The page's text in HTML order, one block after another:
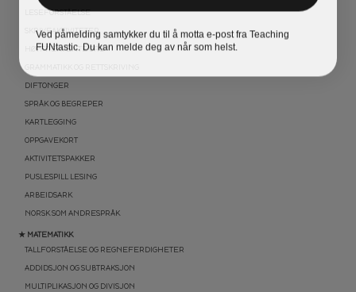
LESEFORSTÅELSE
SKRIVEAKTIVITETER
HØYFREKVENTE ORD
DIFTONGER
SPRÅK OG BEGREPER
KARTLEGGING
OPPGAVEKORT
AKTIVITETSPAKKER
PUSLESPILL LESING
ARBEIDSARK
NORSK SOM ANDRESPRÅK
★ MATEMATIKK
TALLFORSTÅELSE OG REGNEFERDIGHETER
ADDIDSJON OG SUBTRAKSJON
MULTIPLIKASJON OG DIVISJON
Ved påmelding samtykker du til å motta e-post fra Teaching
FUNtastic. Du kan melde deg av når som helst.